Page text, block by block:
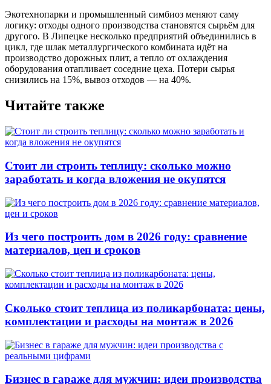
Экотехнопарки и промышленный симбиоз меняют саму
логику: отходы одного производства становятся сырьём для
другого. В Липецке несколько предприятий объединились в
цикл, где шлак металлургического комбината идёт на
производство дорожных плит, а тепло от охлаждения
оборудования отапливает соседние цеха. Потери сырья
снизились на 15%, вывоз отходов — на 40%.
Читайте также
Стоит ли строить теплицу: сколько можно
заработать и когда вложения не окупятся
Из чего построить дом в 2026 году: сравнение
материалов, цен и сроков
Сколько стоит теплица из поликарбоната: цены,
комплектации и расходы на монтаж в 2026
Бизнес в гараже для мужчин: идеи производства